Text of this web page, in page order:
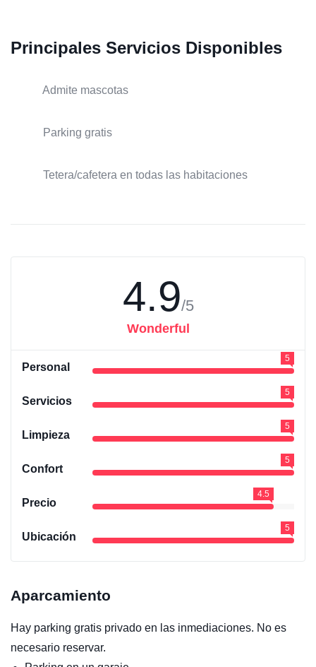
Principales Servicios Disponibles
Admite mascotas
Parking gratis
Tetera/cafetera en todas las habitaciones
4.9/5
Wonderful
Personal
5
Servicios
5
Limpieza
5
Confort
5
Precio
4.5
Ubicación
5
Aparcamiento
Hay parking gratis privado en las inmediaciones. No es
necesario reservar.